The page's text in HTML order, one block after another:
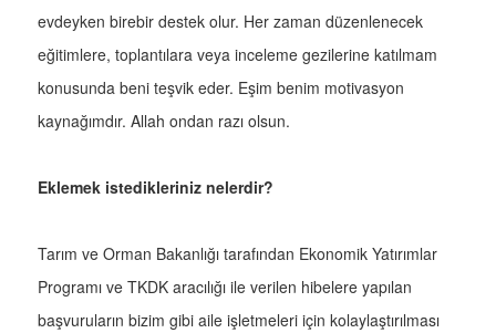
evdeyken birebir destek olur. Her zaman düzenlenecek
eğitimlere, toplantılara veya inceleme gezilerine katılmam
konusunda beni teşvik eder. Eşim benim motivasyon
kaynağımdır. Allah ondan razı olsun.
Eklemek istedikleriniz nelerdir?
Tarım ve Orman Bakanlığı tarafından Ekonomik Yatırımlar
Programı ve TKDK aracılığı ile verilen hibelere yapılan
başvuruların bizim gibi aile işletmeleri için kolaylaştırılması